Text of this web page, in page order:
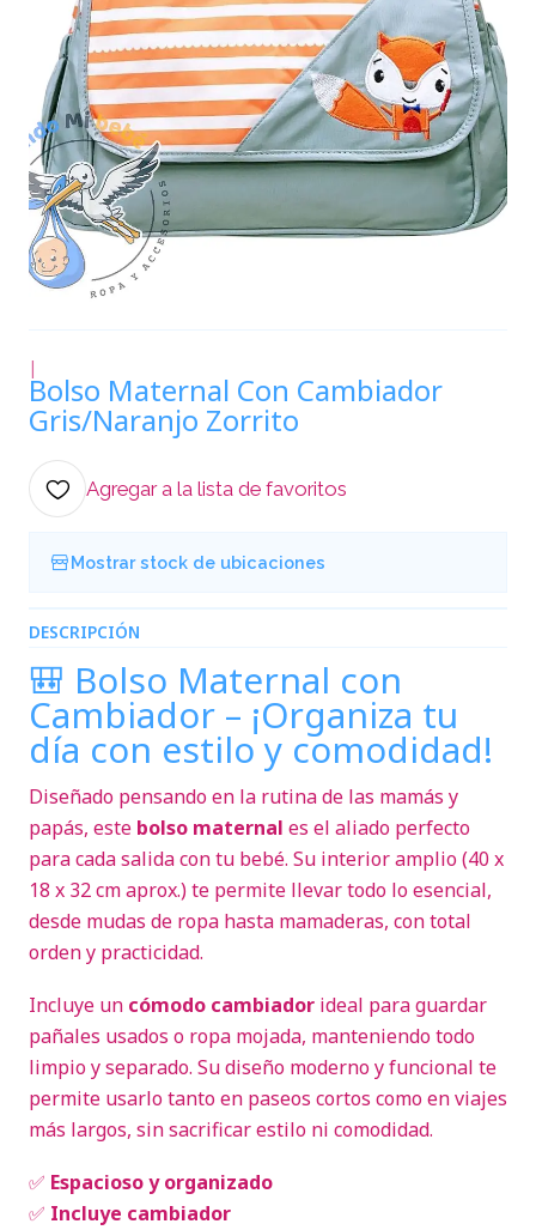
|
Bolso Maternal Con Cambiador
Gris/Naranjo Zorrito
Agregar a la lista de favoritos
Mostrar stock de ubicaciones
DESCRIPCIÓN
🎒 Bolso Maternal con
Cambiador – ¡Organiza tu
día con estilo y comodidad!
Diseñado pensando en la rutina de las mamás y
papás, este bolso maternal es el aliado perfecto
para cada salida con tu bebé. Su interior amplio (40 x
18 x 32 cm aprox.) te permite llevar todo lo esencial,
desde mudas de ropa hasta mamaderas, con total
orden y practicidad.
Incluye un cómodo cambiador ideal para guardar
pañales usados o ropa mojada, manteniendo todo
limpio y separado. Su diseño moderno y funcional te
permite usarlo tanto en paseos cortos como en viajes
más largos, sin sacrificar estilo ni comodidad.
✅ Espacioso y organizado
✅ Incluye cambiador